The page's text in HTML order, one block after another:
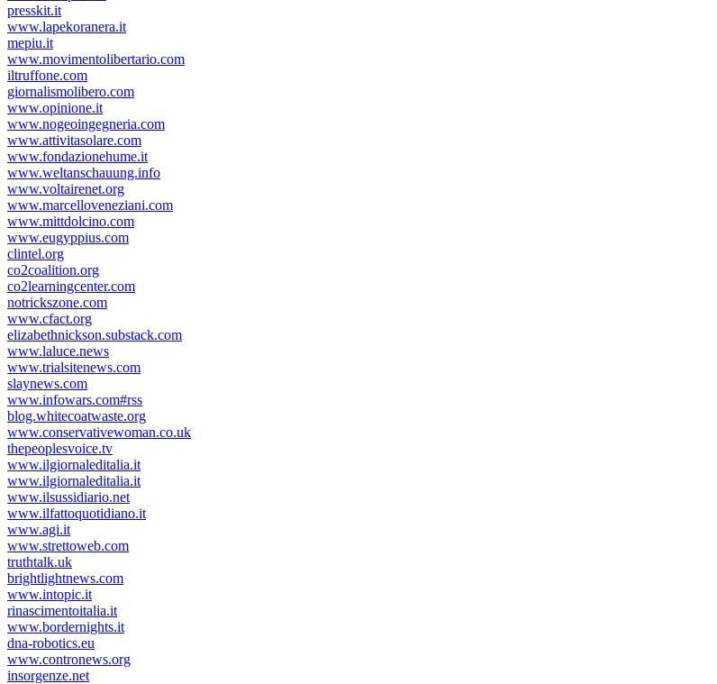
presskit.it
www.lapekoranera.it
mepiu.it
www.movimentolibertario.com
iltruffone.com
giornalismolibero.com
www.opinione.it
www.nogeoingegneria.com
www.attivitasolare.com
www.fondazionehume.it
www.weltanschauung.info
www.voltairenet.org
www.marcelloveneziani.com
www.mittdolcino.com
www.eugyppius.com
clintel.org
co2coalition.org
co2learningcenter.com
notrickszone.com
www.cfact.org
elizabethnickson.substack.com
www.laluce.news
www.trialsitenews.com
slaynews.com
www.infowars.com#rss
blog.whitecoatwaste.org
www.conservativewoman.co.uk
thepeoplesvoice.tv
www.ilgiornaleditalia.it
www.ilgiornaleditalia.it
www.ilsussidiario.net
www.ilfattoquotidiano.it
www.agi.it
www.strettoweb.com
truthtalk.uk
brightlightnews.com
www.intopic.it
rinascimentoitalia.it
www.bordernights.it
dna-robotics.eu
www.contronews.org
insorgenze.net